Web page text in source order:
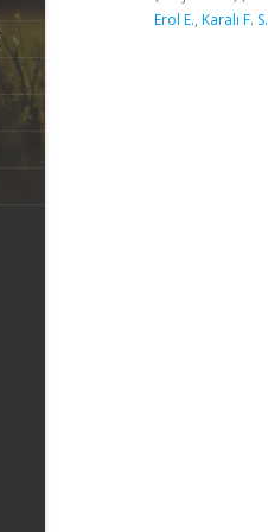
Erol E., Karalı F. S.